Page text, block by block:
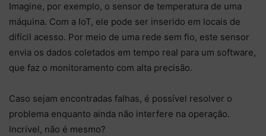
Imagine, por exemplo, o sensor de temperatura de uma
máquina. Com a IoT, ele pode ser inserido em locais de
difícil acesso. Por meio de uma rede sem fio, este sensor
envia os dados coletados em tempo real para um software,
que faz o monitoramento com alta precisão.
Caso sejam encontradas falhas, é possível resolver o
problema enquanto ainda não interfere na operação.
Incrível, não é mesmo?